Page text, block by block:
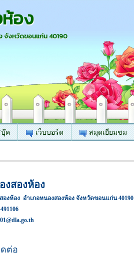
อง
จังหวัดขอนแก่น 40190
บุ๊ค เว็บบอร์ด สมุดเยี่ยมชม
งสองห้อง
งห้อง อำเภอหนองสองห้อง จังหวัดขอนแก่น 40190
ต่อ